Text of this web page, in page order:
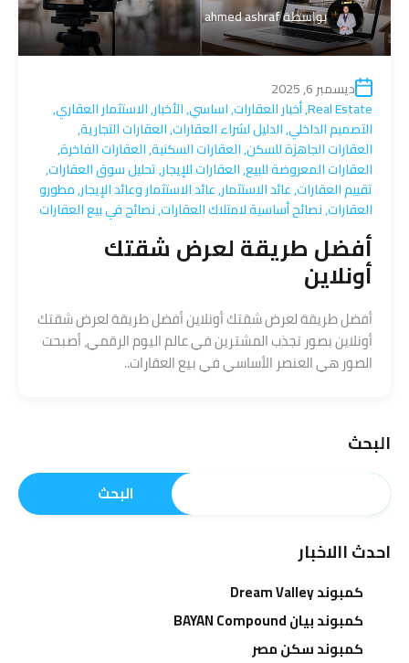
بواسطةahmed ashraf
ديسمبر 6, 2025
Real Estate
,أخبار العقارات,اساسي,الأخبار,الاستثمار العقاري,
التصميم الداخلي,الدليل لشراء العقارات,العقارات التجارية,
العقارات الجاهزة للسكن,العقارات السكنية,العقارات الفاخرة,
العقارات المعروضة للبيع,العقارات للإيجار,تحليل سوق العقارات,
تقييم العقارات,عائد الاستثمار,عائد الاستثمار وعائد الإيجار,مطورو
العقارات,نصائح أساسية لامتلاك العقارات,نصائح في بيع العقارات
أفضل طريقة لعرض شقتك
أونلاين
أفضل طريقة لعرض شقتك أونلاين أفضل طريقة لعرض شقتك
أونلاين بصور تجذب المشترين في عالم اليوم الرقمي، أصبحت
الصور هي العنصر الأساسي في بيع العقارات..
البحث
البحث
احدث االاخبار
كمبوند Dream Valley
كمبوند بيان BAYAN Compound
كمبوند سكن مصر